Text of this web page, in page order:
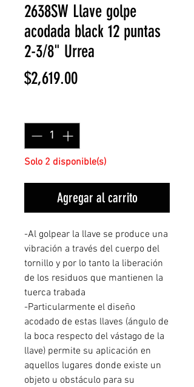
2638SW Llave golpe
acodada black 12 puntas
2-3/8" Urrea
$2,619.00Precio
Solo 2 disponible(s)
Agregar al carrito
-Al golpear la llave se produce una
vibración a través del cuerpo del
tornillo y por lo tanto la liberación
de los residuos que mantienen la
tuerca trabada
-Particularmente el diseño
acodado de estas llaves (ángulo de
la boca respecto del vástago de la
llave) permite su aplicación en
aquellos lugares donde existe un
objeto u obstáculo para su